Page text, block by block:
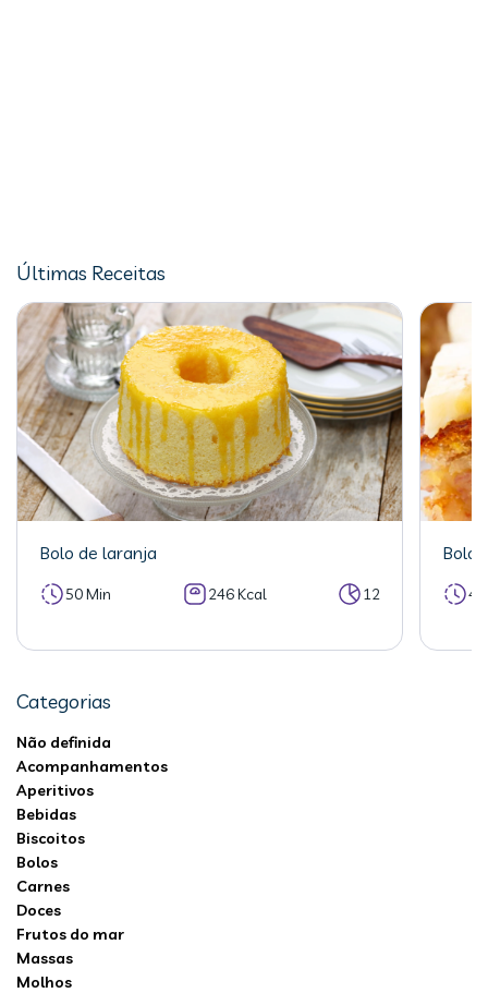
Últimas Receitas
Bolo de laranja
50 Min 246 Kcal 12
Bolo
Categorias
Não definida
Acompanhamentos
Aperitivos
Bebidas
Biscoitos
Bolos
Carnes
Doces
Frutos do mar
Massas
Molhos